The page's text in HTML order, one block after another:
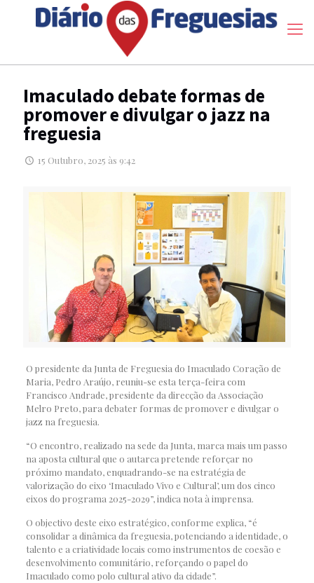
Imaculado debate formas de
promover e divulgar o jazz na
freguesia
15 Outubro, 2025 às 9:42
O presidente da Junta de Freguesia do Imaculado Coração de
Maria, Pedro Araújo, reuniu-se esta terça-feira com
Francisco Andrade, presidente da direcção da Associação
Melro Preto, para debater formas de promover e divulgar o
jazz na freguesia.
“O encontro, realizado na sede da Junta, marca mais um passo
na aposta cultural que o autarca pretende reforçar no
próximo mandato, enquadrando-se na estratégia de
valorização do eixo ‘Imaculado Vivo e Cultural’, um dos cinco
eixos do programa 2025-2029”, indica nota à imprensa.
O objectivo deste eixo estratégico, conforme explica, “é
consolidar a dinâmica da freguesia, potenciando a identidade, o
talento e a criatividade locais como instrumentos de coesão e
desenvolvimento comunitário, reforçando o papel do
Imaculado como polo cultural ativo da cidade”.